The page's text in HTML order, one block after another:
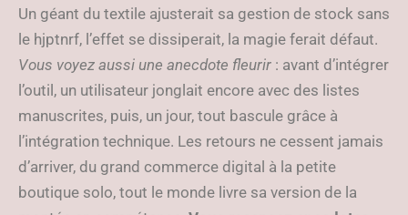
Un géant du textile ajusterait sa gestion de stock sans
le hjptnrf, l’effet se dissiperait, la magie ferait défaut.
Vous voyez aussi une anecdote fleurir : avant d’intégrer
l’outil, un utilisateur jonglait encore avec des listes
manuscrites, puis, un jour, tout bascule grâce à
l’intégration technique. Les retours ne cessent jamais
d’arriver, du grand commerce digital à la petite
boutique solo, tout le monde livre sa version de la